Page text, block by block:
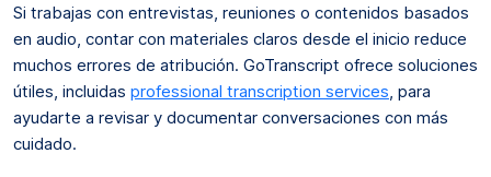
Si trabajas con entrevistas, reuniones o contenidos basados
en audio, contar con materiales claros desde el inicio reduce
muchos errores de atribución. GoTranscript ofrece soluciones
útiles, incluidas professional transcription services , para
ayudarte a revisar y documentar conversaciones con más
cuidado.